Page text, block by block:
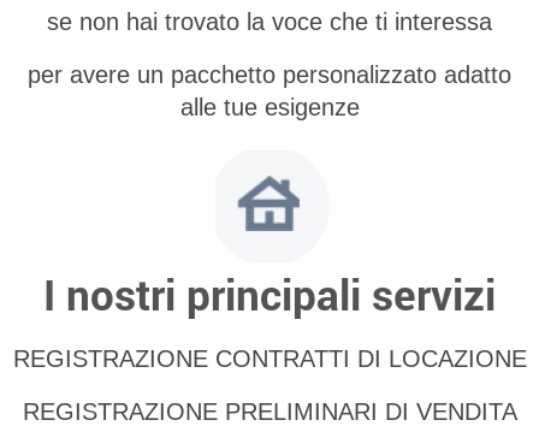
se non hai trovato la voce che ti interessa
per avere un pacchetto personalizzato adatto
alle tue esigenze
I nostri principali servizi
REGISTRAZIONE CONTRATTI DI LOCAZIONE
REGISTRAZIONE PRELIMINARI DI VENDITA